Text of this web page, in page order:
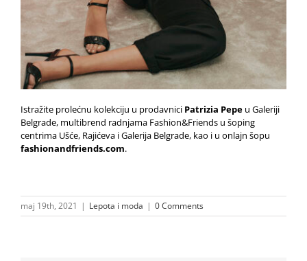
Istražite prolećnu kolekciju u prodavnici Patrizia Pepe u Galeriji
Belgrade, multibrend radnjama Fashion&Friends u šoping
centrima Ušće, Rajićeva i Galerija Belgrade, kao i u onlajn šopu
fashionandfriends.com.
maj 19th, 2021 | Lepota i moda | 0 Comments